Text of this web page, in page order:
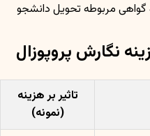
مربوطه تحویل دانشجو
نگارش پروپوزال
تاثیر بر هزینه
(نمونه)